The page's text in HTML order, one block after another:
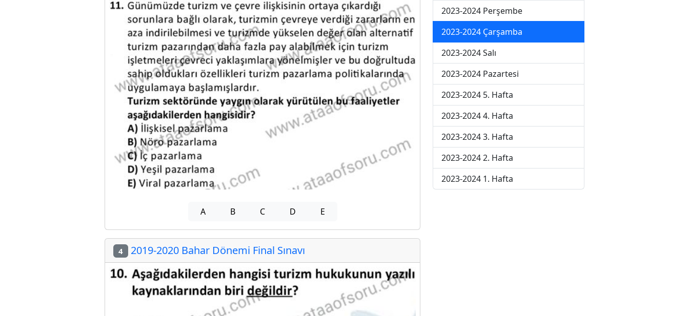
A B C D E
4 2019-2020 Bahar Dönemi Final Sınavı
2023-2024 Perşembe
2023-2024 Çarşamba
2023-2024 Salı
2023-2024 Pazartesi
2023-2024 5. Hafta
2023-2024 4. Hafta
2023-2024 3. Hafta
2023-2024 2. Hafta
2023-2024 1. Hafta